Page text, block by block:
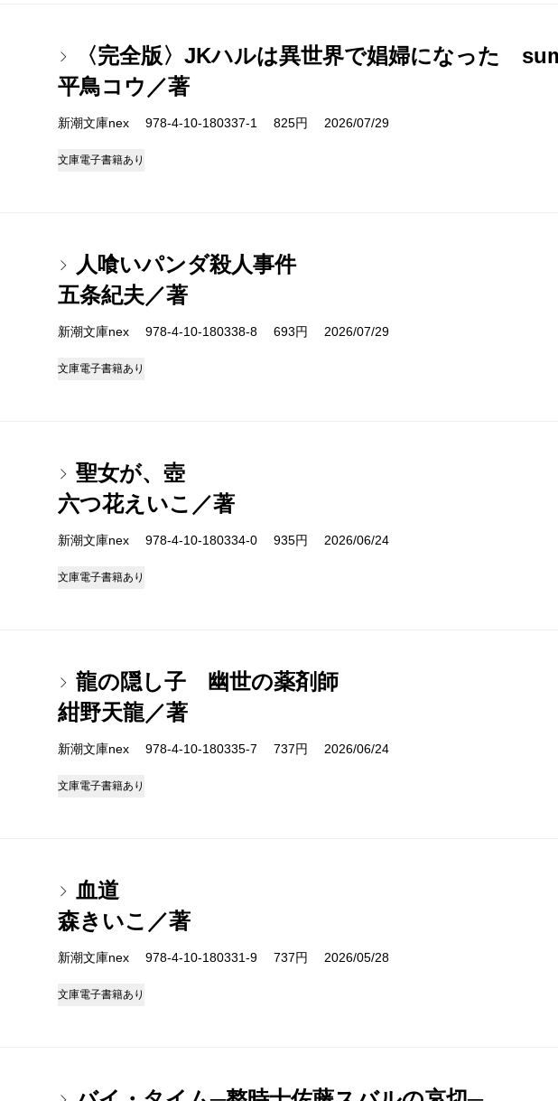
〈完全版〉JKハルは異世界で娼婦になった
平鳥コウ／著
新潮文庫nex 978-4-10-180337-1 825円 2026/07/29
文庫電子書籍あり
人喰いパンダ殺人事件
五条紀夫／著
新潮文庫nex 978-4-10-180338-8 693円 2026/07/29
文庫電子書籍あり
聖女が、壺
六つ花えいこ／著
新潮文庫nex 978-4-10-180334-0 935円 2026/06/24
文庫電子書籍あり
龍の隠し子 幽世の薬剤師
紺野天龍／著
新潮文庫nex 978-4-10-180335-7 737円 2026/06/24
文庫電子書籍あり
血道
森きいこ／著
新潮文庫nex 978-4-10-180331-9 737円 2026/05/28
文庫電子書籍あり